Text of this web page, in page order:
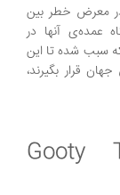
معرض خطر بین
عمده‌ی آنها در
سبب شده تا این
قرار بگیرند،
Gooty